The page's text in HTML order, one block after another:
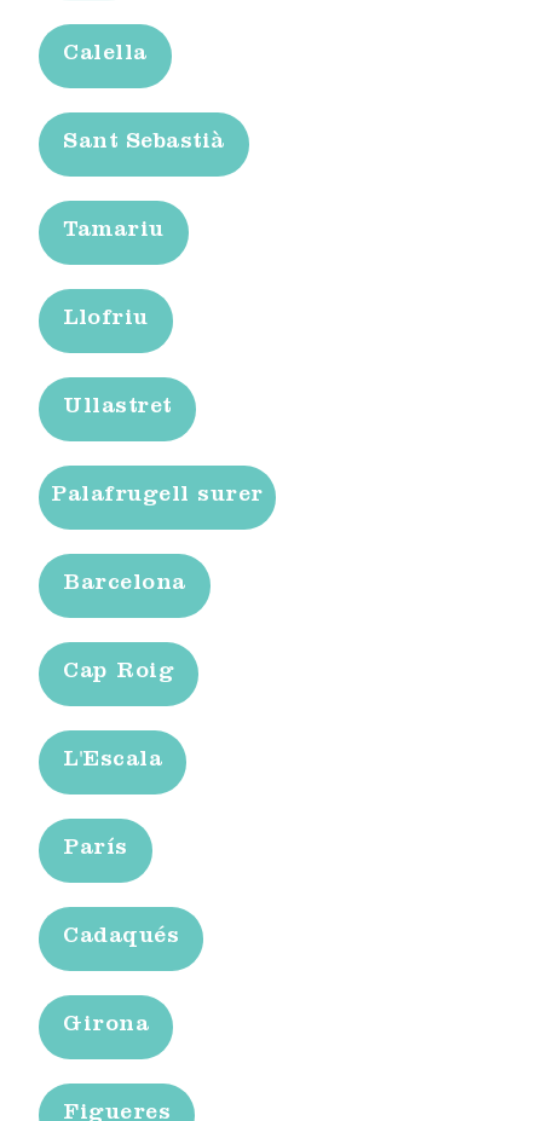
Calella
Sant Sebastià
Tamariu
Llofriu
Ullastret
Palafrugell surer
Barcelona
Cap Roig
L'Escala
París
Cadaqués
Girona
Figueres